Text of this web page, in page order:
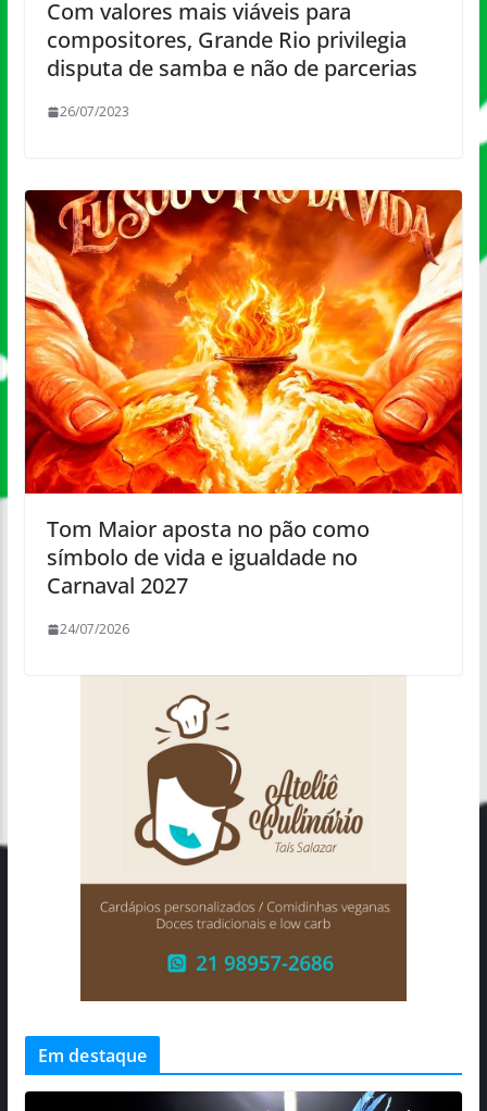
Com valores mais viáveis para
compositores, Grande Rio privilegia
disputa de samba e não de parcerias
26/07/2023
Tom Maior aposta no pão como
símbolo de vida e igualdade no
Carnaval 2027
24/07/2026
Em destaque